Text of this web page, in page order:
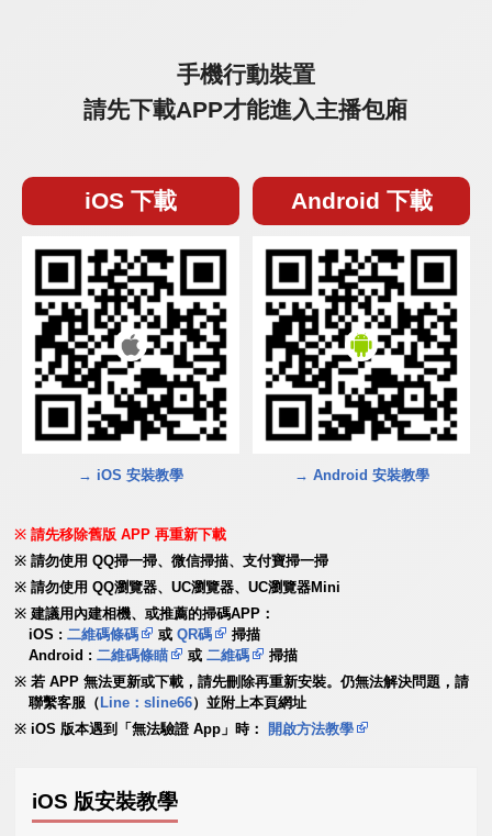
手機行動裝置
請先下載APP才能進入主播包廂
iOS 下載
→ iOS 安裝教學
Android 下載
→ Android 安裝教學
請先移除舊版 APP 再重新下載
請勿使用 QQ掃一掃、微信掃描、支付寶掃一掃
請勿使用 QQ瀏覽器、UC瀏覽器、UC瀏覽器Mini
建議用內建相機、或推薦的掃碼APP：
iOS :二維碼條碼 或QR碼
掃描
Android :二維碼條瞄 或二維碼
掃描
若 APP 無法更新或下載，請先刪除再重新安裝。仍無法解決問題，請
聯繫客服（ Line：sline66）並附上本頁網址
iOS 版本遇到「無法驗證 App」時：
開啟方法教學
iOS 版安裝教學